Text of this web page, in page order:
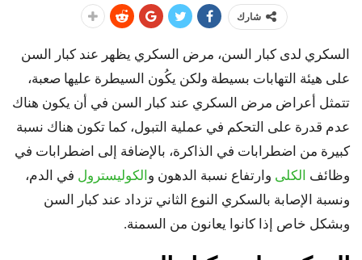
شارك
السكري لدى كبار السن، مرض السكري يظهر عند كبار السن
على هيئة التهابات بسيطة ولكن يكُون السيطرة عليها صعبة،
تتمثل أعراض مرض السكري عند كبار السن في أن يكون هناك
عدم قدرة على التحكم في عملية التبول، كما تكون هناك نسبة
كبيرة من اضطرابات في الذاكرة، بالإضافة إلى اضطرابات في
وظائف الكلى وارتفاع نسبة الدهون و الكوليسترول في الدم،
ونسبة الإصابة بالسكري النوع الثاني تزداد عند كبار السن
وبشكل خاص إذا كانوا يعانون من السمنة.